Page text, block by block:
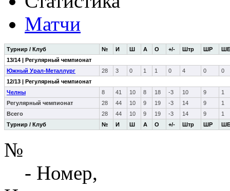
Матчи
Турнир / Клуб № И Ш А О +/- Штр ШР
Турнир / Клуб № И Ш А О +/- Штр ШР
13/14 | Регулярный чемпионат
Южный Урал-Металлург
28 3 0 1 1 0 4 0
0
12/13 | Регулярный чемпионат
Челны
8 41 10 8 18 -3 10 9
1
Регулярный чемпионат
28 44 10 9 19 -3 14 9
1
Всего
28 44 10 9 19 -3 14 9 1
№
- Номер,